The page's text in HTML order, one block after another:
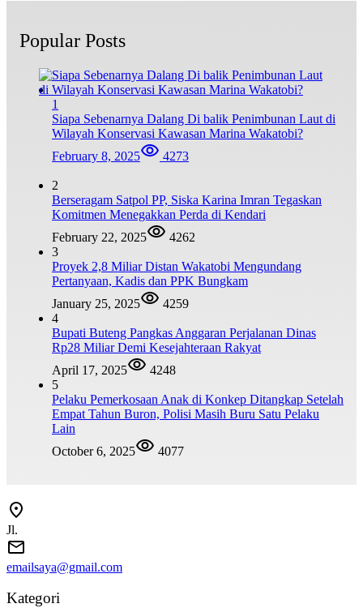
Popular Posts
1
Siapa Sebenarnya Dalang Di balik Penimbunan Laut di
Wilayah Konservasi Kawasan Marina Wakatobi?
February 8, 2025
4273
2
Berseragam Satpol PP, Siska Karina Imran Tegaskan
Komitmen Menegakkan Perda di Kendari
February 22, 2025
4262
3
Proyek 2,8 Miliar Distan Wakatobi Mengundang
Pertanyaan, Kadis dan PPK Bungkam
January 25, 2025
4259
4
Bupati Buteng Pangkas Anggaran Perjalanan Dinas
Rp28 Miliar Demi Kesejahteraan Rakyat
April 17, 2025
4248
5
Pelaku Pemerkosaan Anak di Konkep Ditangkap Setelah
Empat Tahun Buron, Polisi Masih Buru Satu Pelaku
Lain
October 6, 2025
4077
Jl.
emailsaya@gmail.com
Kategori